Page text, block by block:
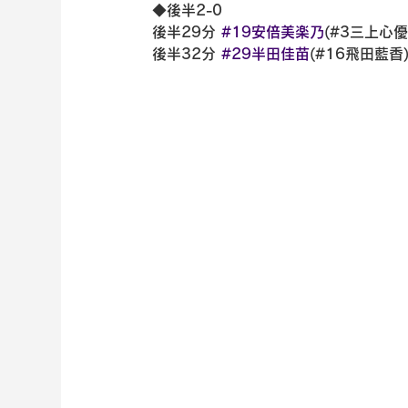
◆後半2-0
後半29分 #19安倍美楽乃(#3三上心
後半32分 #29半田佳苗(#16飛田藍香